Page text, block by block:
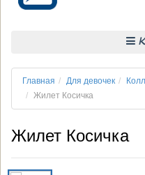
Главная Для девочек
Жилет Косичка
Жилет Косичка